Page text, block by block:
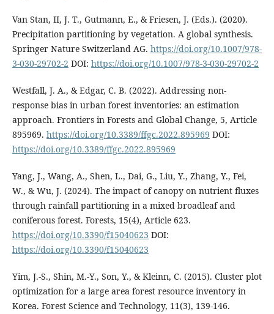
Van Stan, II, J. T., Gutmann, E., & Friesen, J. (Eds.). (2020).
Precipitation partitioning by vegetation. A global synthesis.
Springer Nature Switzerland AG. https://doi.org/10.1007/978-
3-030-29702-2 DOI: https://doi.org/10.1007/978-3-030-29702-2
Westfall, J. A., & Edgar, C. B. (2022). Addressing non-
response bias in urban forest inventories: an estimation
approach. Frontiers in Forests and Global Change, 5, Article
895969. https://doi.org/10.3389/ffgc.2022.895969 DOI:
https://doi.org/10.3389/ffgc.2022.895969
Yang, J., Wang, A., Shen, L., Dai, G., Liu, Y., Zhang, Y., Fei,
W., & Wu, J. (2024). The impact of canopy on nutrient fluxes
through rainfall partitioning in a mixed broadleaf and
coniferous forest. Forests, 15(4), Article 623.
https://doi.org/10.3390/f15040623 DOI:
https://doi.org/10.3390/f15040623
Yim, J.-S., Shin, M.-Y., Son, Y., & Kleinn, C. (2015). Cluster plot
optimization for a large area forest resource inventory in
Korea. Forest Science and Technology, 11(3), 139-146.